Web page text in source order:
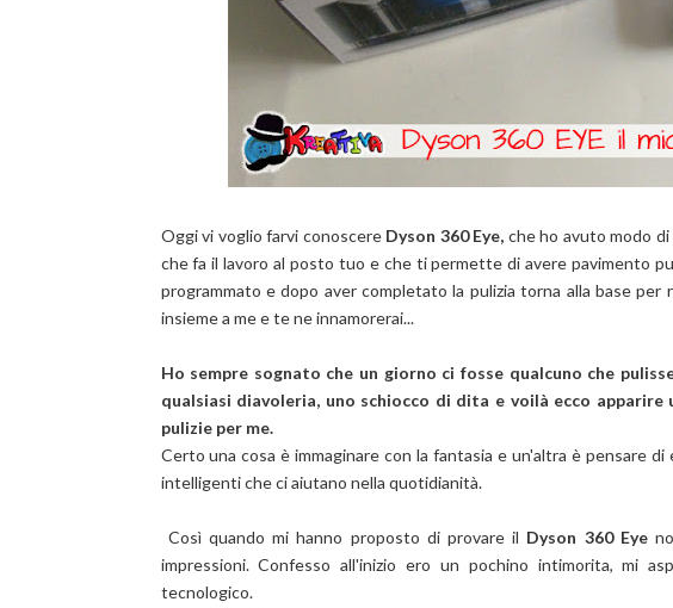
Oggi vi voglio farvi conoscereDyson 360 Eye, che ho avuto modo
che fa il lavoro al posto tuo e che ti permette di avere pavimento
programmato e dopo aver completato la pulizia torna alla base per
insieme a me e te ne innamorerai...
Ho sempre sognato che un giorno ci fosse qualcuno che
qualsiasi diavoleria, uno schiocco di dita e voilà ecco
pulizie per me.
Certo una cosa è immaginare con la fantasia e un'altra è pensare
intelligenti che ci aiutano nella quotidianità.
Così quando mi hanno proposto di provare il Dyson 360 Eye
impressioni. Confesso all'inizio ero un pochino intimorita, mi
tecnologico.